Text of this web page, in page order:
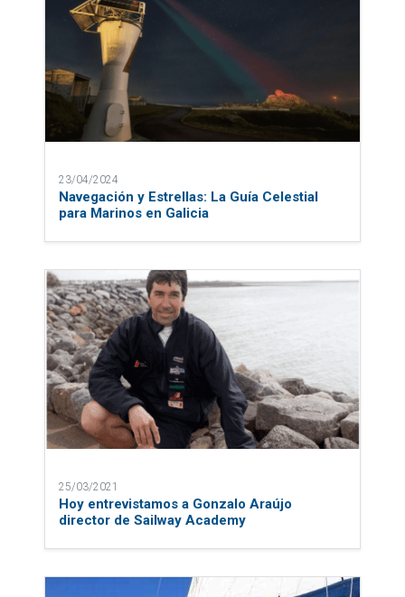
23/04/2024
Navegación y Estrellas: La Guía Celestial
para Marinos en Galicia
25/03/2021
Hoy entrevistamos a Gonzalo Araújo
director de Sailway Academy